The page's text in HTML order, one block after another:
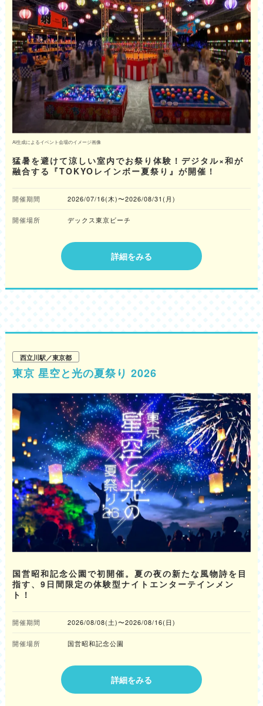
AI生成によるイベント会場のイメージ画像
猛暑を避けて涼しい室内でお祭り体験！デジタル×和が
融合する『TOKYOレインボー夏祭り』が開催！
開催期間 2026/07/16(木)〜2026/08/31(月)
開催場所 デックス東京ビーチ
詳細をみる
西立川駅／東京都
東京 星空と光の夏祭り 2026
国営昭和記念公園で初開催。夏の夜の新たな風物詩を目
指す、9日間限定の体験型ナイトエンターテインメン
ト！
開催期間 2026/08/08(土)〜2026/08/16(日)
開催場所 国営昭和記念公園
詳細をみる